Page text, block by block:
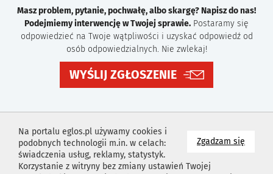
Zgadzam się
Na portalu eglos.pl używamy cookies i
podobnych technologii m.in. w celach:
świadczenia usług, reklamy, statystyk.
Korzystanie z witryny bez zmiany ustawień Twojej
Masz problem, pytanie, pochwałę, albo skargę? Napisz do nas!
Podejmiemy interwencję w Twojej sprawie. Postaramy się
odpowiedzieć na Twoje wątpliwości i uzyskać odpowiedź od
osób odpowiedzialnych. Nie zwlekaj!
WYŚLIJ ZGŁOSZENIE